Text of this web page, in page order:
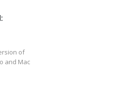
of
and Mac